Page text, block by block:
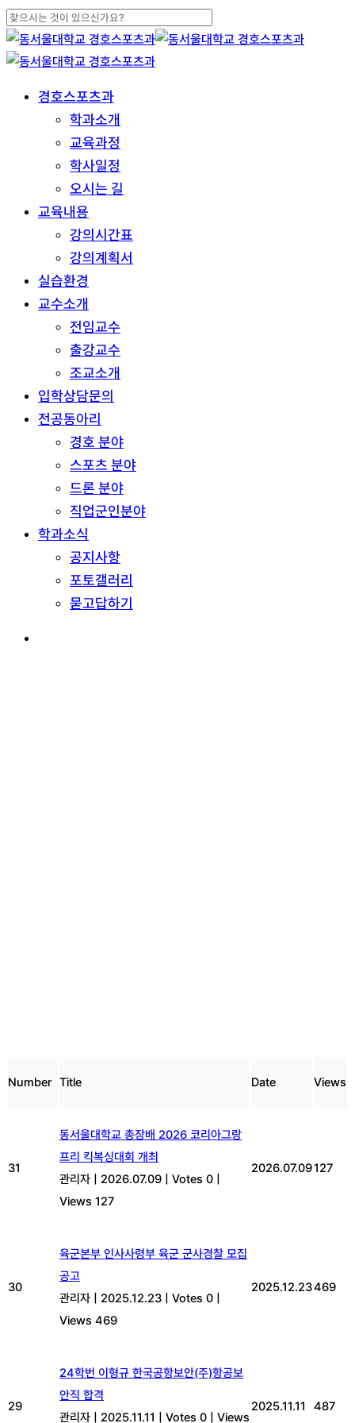
Skip
to
main
Close
Search
search
Menu 경호스포츠과
학과소개
교육과정
학사일정
오시는 길
교육내용
강의시간표
강의계획서
실습환경
교수소개
전임교수
출강교수
조교소개
입학상담문의
전공동아리
경호 분야
스포츠 분야
드론 분야
직업군인분야
학과소식
공지사항
포토갤러리
묻고답하기
Number Title Date Views
31
동서울대학교 총장배 2026 코리아그랑
프리 킥복싱대회 개최
관리자
2026.07.09 Votes 0
Views 127
2026.07.09127
30
육군본부 인사사령부 육군 군사경찰 모집
공고
관리자
2025.12.23 Votes 0
Views 469
2025.12.23469
29
24학번 이형규 한국공항보안(주)항공보
안직 합격
관리자
2025.11.11 Votes 0 Views
2025.11.11 487